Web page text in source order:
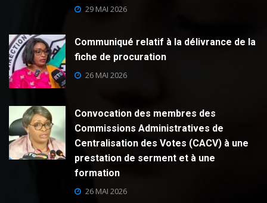
29 MAI 2026
Communiqué relatif à la délivrance de la
fiche de procuration
26 MAI 2026
Convocation des membres des
Commissions Administratives de
Centralisation des Votes (CACV) à une
prestation de serment et à une
formation
26 MAI 2026